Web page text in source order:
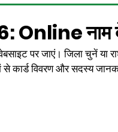
नाम
पर जाएं। जिला चुनें या
कार्ड विवरण और सदस्य